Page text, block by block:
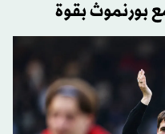
بورنموث بقوة